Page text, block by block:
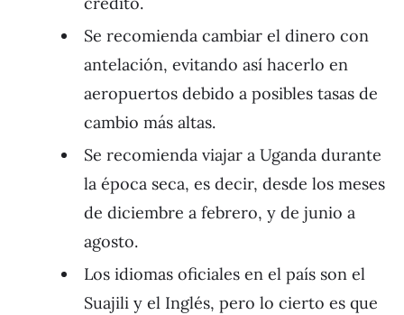
Se recomienda cambiar el dinero con
antelación, evitando así hacerlo en
aeropuertos debido a posibles tasas de
cambio más altas.
Se recomienda viajar a Uganda durante
la época seca, es decir, desde los meses
de diciembre a febrero, y de junio a
agosto.
Los idiomas oficiales en el país son el
Suajili y el Inglés, pero lo cierto es que